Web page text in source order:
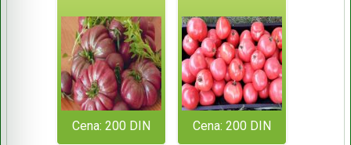
Cena: 200 DIN Cena: 200 DIN